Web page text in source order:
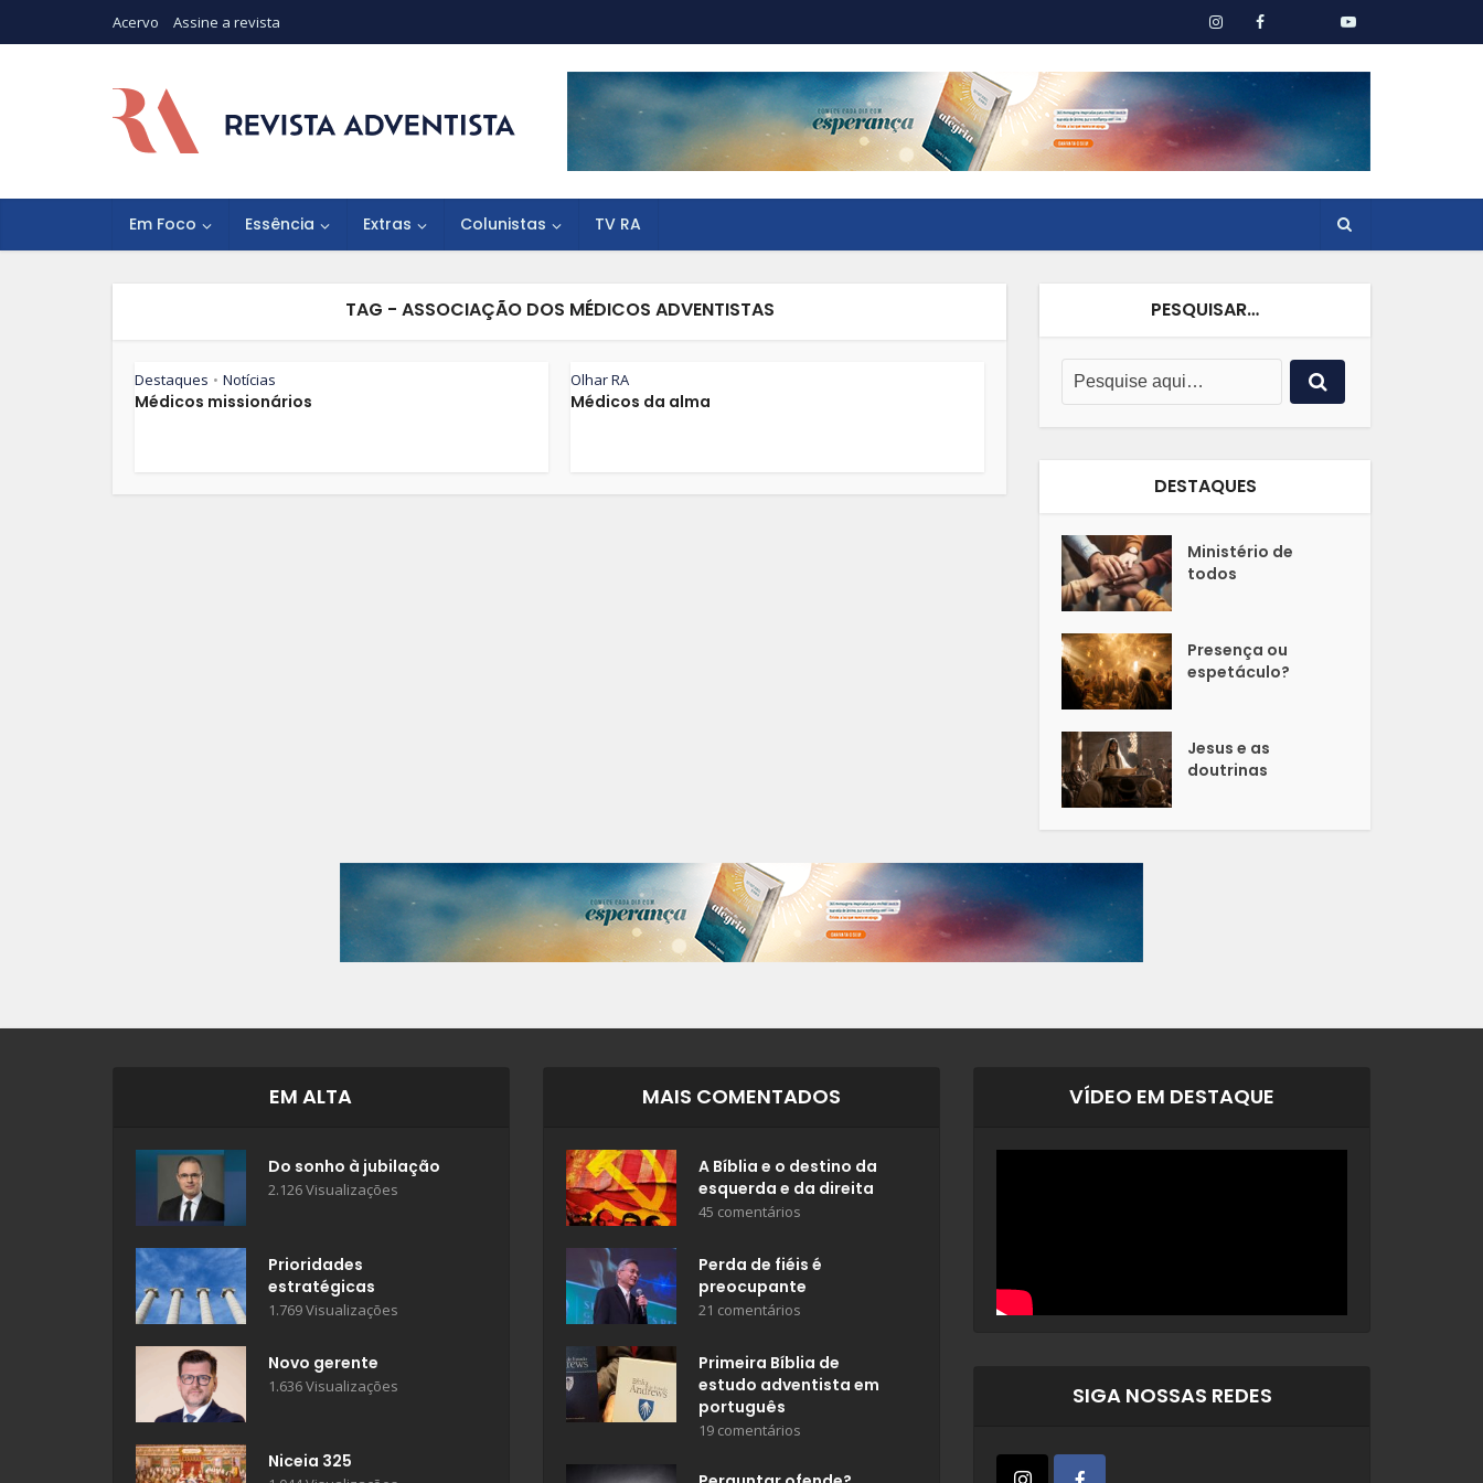
Acervo Assine a revista
Em Foco Essência Extras Colunistas TV RA
TAG - ASSOCIAÇÃO DOS MÉDICOS ADVENTISTAS
Destaques • Notícias
Médicos missionários
Olhar RA
Médicos da alma
PESQUISAR…
DESTAQUES
Ministério de
todos
Presença ou
espetáculo?
Jesus e as
doutrinas
EM ALTA
Do sonho à jubilação
2.126 Visualizações
Prioridades
estratégicas
1.769 Visualizações
Novo gerente
1.636 Visualizações
Niceia 325
MAIS COMENTADOS
A Bíblia e o destino da
esquerda e da direita
45 comentários
Perda de fiéis é
preocupante
21 comentários
Primeira Bíblia de
estudo adventista em
português
19 comentários
VÍDEO EM DESTAQUE
SIGA NOSSAS REDES